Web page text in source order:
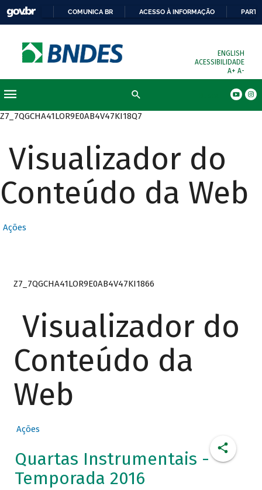
COMUNICA BR ACESSO À INFORMAÇÃO
ENGLISH
ACESSIBILIDADE
A+ A-
Z7_7QGCHA41LOR9E0AB4V47KI18Q7
Visualizador do
Conteúdo da Web
Ações
Z7_7QGCHA41LOR9E0AB4V47KI1866
Visualizador do
Conteúdo da
Web
Ações
Quartas Instrumentais -
Temporada 2016